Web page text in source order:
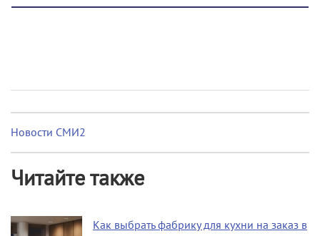
Новости СМИ2
Читайте также
Как выбрать фабрику для кухни на заказ в